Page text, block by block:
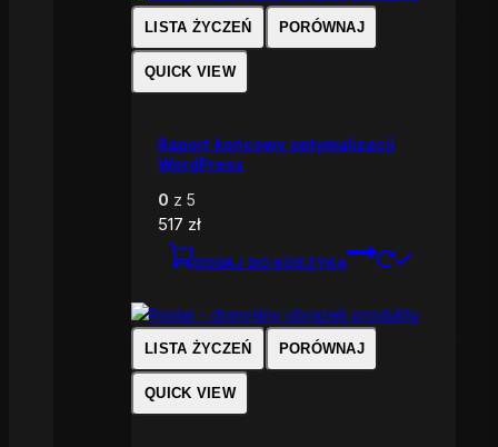
LISTA ŻYCZEŃ PORÓWNAJ
QUICK VIEW
Raport końcowy optymalizacji
WordPress
0 z 5
517 zł
DODAJ DO KOSZYKA
LISTA ŻYCZEŃ PORÓWNAJ
QUICK VIEW